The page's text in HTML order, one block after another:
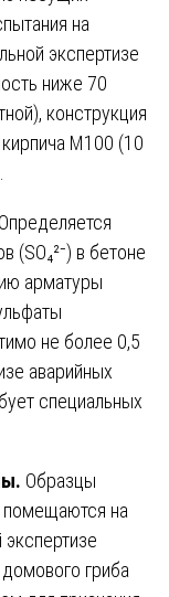
на
экспертизе
ниже 70
конструкция
М100 (10
Определяется
(SO₄²⁻) в бетоне
арматуры
не более 0,5
аварийных
специальных
Образцы
на
гриба